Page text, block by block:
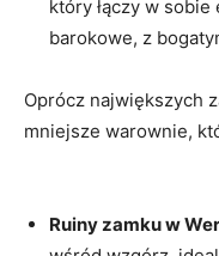
który łączy w
barokowe, z
Oprócz⁢ największych
mniejsze warownie,
Ruiny zamku ‌w